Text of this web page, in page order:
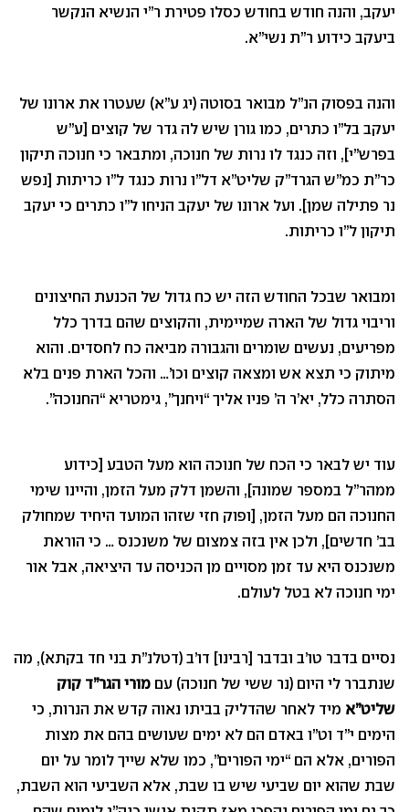
יעקב, והנה חודש בחודש כסלו פטירת ר”י הנשיא הנקשר
ביעקב כידוע ר”ת נשי”א.
והנה בפסוק הנ”ל מבואר בסוטה (יג ע”א) שעטרו את ארונו של
יעקב בל”ו כתרים, כמו גורן שיש לה גדר של קוצים [ע”ש
בפרש”י], וזה כנגד לו נרות של חנוכה, ומתבאר כי חנוכה תיקון
כר”ת כמ”ש הגרד”ק שליט”א דל”ו נרות כנגד ל”ו כריתות [נפש
נר פתילה שמן]. ועל ארונו של יעקב הניחו ל”ו כתרים כי יעקב
תיקון ל”ו כריתות.
ומבואר שבכל החודש הזה יש כח גדול של הכנעת החיצונים
וריבוי גדול של הארה שמיימית, והקוצים שהם בדרך כלל
מפריעים, נעשים שומרים והגבורה מביאה כח לחסדים. והוא
מיתוק כי תצא אש ומצאה קוצים וכו’… והכל הארת פנים בלא
הסתרה כלל, יא’ר ה’ פניו אליך “ויחנך”, גימטריא “החנוכה”.
עוד יש לבאר כי הכח של חנוכה הוא מעל הטבע [כידוע
ממהר”ל במספר שמונה], והשמן דלק מעל הזמן, והיינו שימי
החנוכה הם מעל הזמן, [ופוק חזי שזהו המועד היחיד שמחולק
בב’ חדשים], ולכן אין בזה צמצום של משנכנס … כי הוראת
משנכנס היא עד זמן מסויים מן הכניסה עד היציאה, אבל אור
ימי חנוכה לא בטל לעולם.
נסיים בדבר טו’ב ובדבר [רבינו] דו’ב (דטלנ”ת בני חד בקתא), מה
שנתברר לי היום (נר ששי של חנוכה) עם מורי הגר”ד קוק
שליט”א מיד לאחר שהדליק בביתו נאוה קדש את הנרות, כי
הימים י”ד וט”ו באדם הם לא ימים שעושים בהם את מצות
הפורים, אלא הם “ימי הפורים”, כמו שלא שייך לומר על יום
שבת שהוא יום שביעי שיש בו שבת, אלא השביעי הוא השבת,